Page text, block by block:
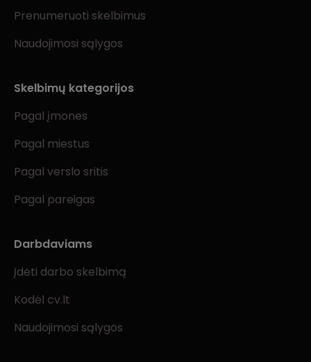
Prenumeruoti skelbimus
Naudojimosi sąlygos
Skelbimų kategorijos
Pagal įmones
Pagal miestus
Pagal verslo sritis
Pagal pareigas
Darbdaviams
Įdėti darbo skelbimą
Kodėl cv.lt
Naudojimosi sąlygos